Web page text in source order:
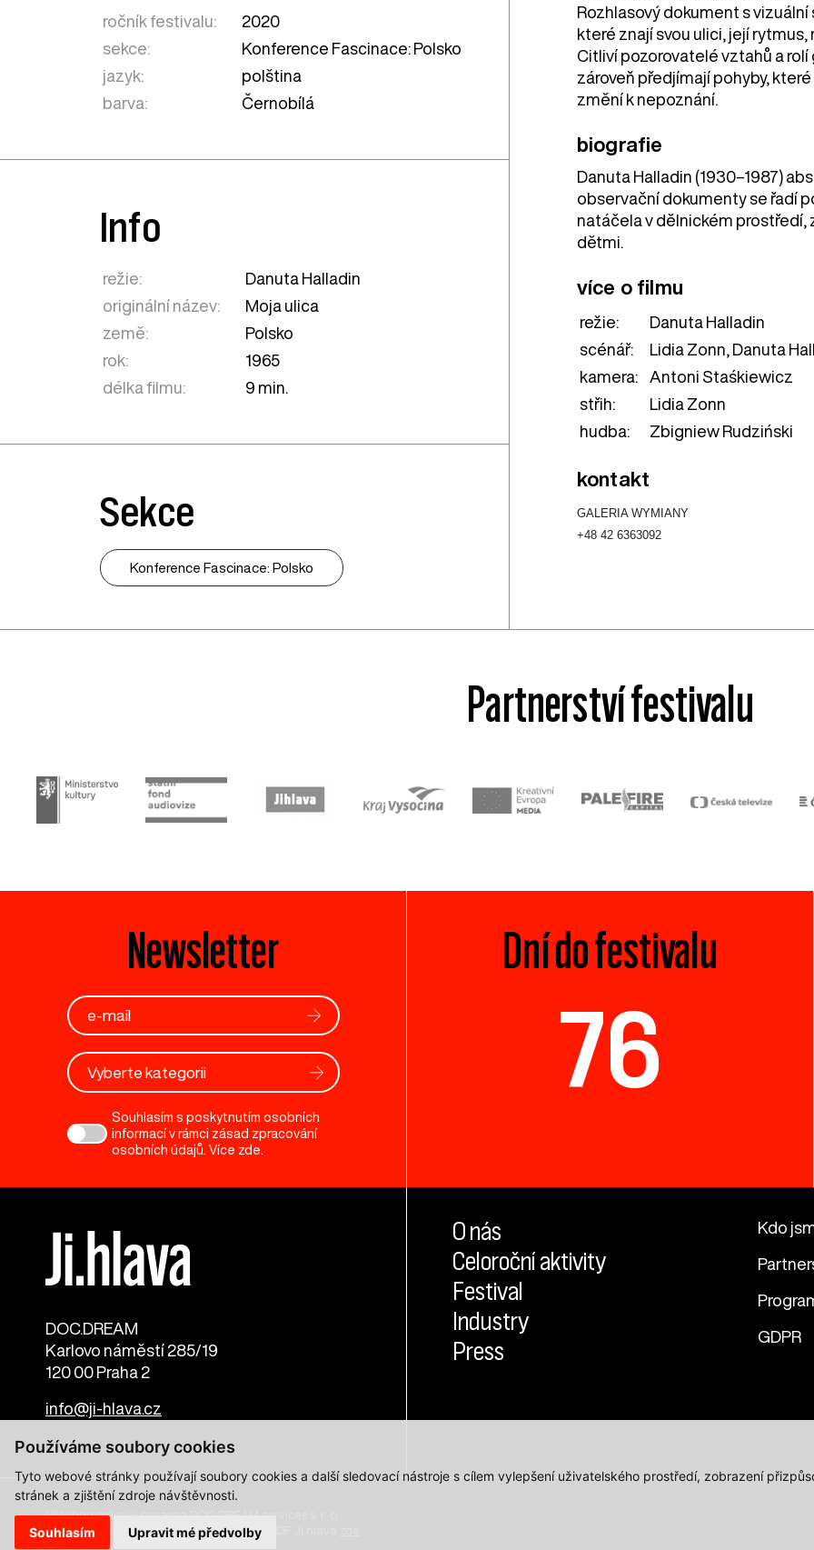
Používáme soubory cookies
Tyto webové stránky používají soubory cookies a další sledovací nástroje s cílem vylepšení uživatelského prostředí, zobrazení
stránek a zjištění zdroje návštěvnosti.
Souhlasím Upravit mé předvolby
Rozhlasový dokument s
které znají svou ulici, její
Citliví pozorovatelé vztahů a
zároveň předjímají pohyby,
změní k nepoznání.
biografie
Danuta Halladin (1930–1987)
observační dokumenty se řadí
natáčela v dělnickém prostředí,
dětmi.
více o filmu
režie:
Danuta Halladin
scénář:
Lidia Zonn, Danuta
kamera:
Antoni Staśkiewicz
střih:
Lidia Zonn
hudba:
Zbigniew Rudziński
kontakt
GALERIA WYMIANY
+48 42 6363092
ročník festivalu:
2020
sekce:
Konference Fascinace: Polsko
jazyk:
polština
barva:
Černobílá
Info
režie:
Danuta Halladin
originální název:
Moja ulica
země:
Polsko
rok:
1965
délka filmu:
9 min.
Sekce
Konference Fascinace: Polsko
Partnerství festivalu
Newsletter
Vyberte kategorii
Souhlasím s poskytnutím osobních
informací v rámci zásad zpracování
osobních údajů. Více zde.
Dní do festivalu
76
DOC.DREAM​
Karlovo náměstí 285/19
120 00 Praha 2
info@ji-hlava.cz
O nás
Celoroční aktivity
Festival
Industry
Press
Kdo
GDPR
Všechna práva vyhrazena DOC.DREAM services s. r. o.
Zásady zpracování osobních údajů pro MFDF Ji.hlava